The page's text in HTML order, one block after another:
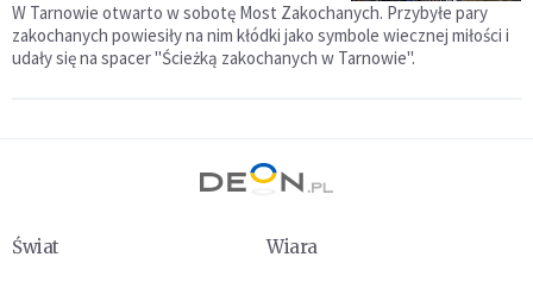
W Tarnowie otwarto w sobotę Most Zakochanych. Przybyłe pary
zakochanych powiesiły na nim kłódki jako symbole wiecznej miłości i
udały się na spacer "Ścieżką zakochanych w Tarnowie".
Świat
Wiara